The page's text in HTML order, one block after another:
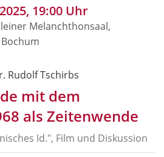
19:00 Uhr
Melanchthonsaal,
Rudolf Tschirbs
mit dem
als Zeitenwende
Id.", Film und Diskussion